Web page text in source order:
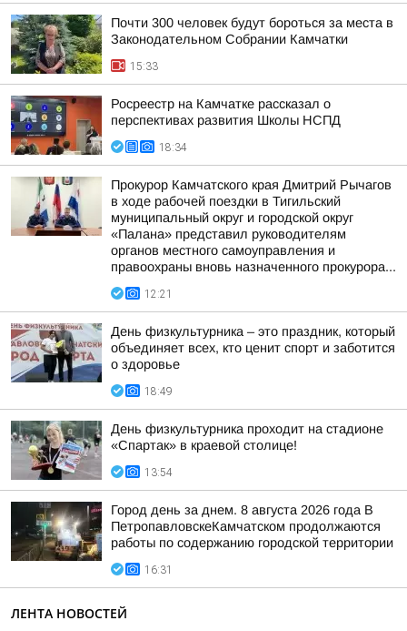
Почти 300 человек будут бороться за места в
Законодательном Собрании Камчатки
15:33
Росреестр на Камчатке рассказал о
перспективах развития Школы НСПД
18:34
Прокурор Камчатского края Дмитрий Рычагов
в ходе рабочей поездки в Тигильский
муниципальный округ и городской округ
«Палана» представил руководителям
органов местного самоуправления и
правоохраны вновь назначенного прокурора...
12:21
День физкультурника – это праздник, который
объединяет всех, кто ценит спорт и заботится
о здоровье
18:49
День физкультурника проходит на стадионе
«Спартак» в краевой столице!
13:54
Город день за днем. 8 августа 2026 года В
ПетропавловскеКамчатском продолжаются
работы по содержанию городской территории
16:31
ЛЕНТА НОВОСТЕЙ